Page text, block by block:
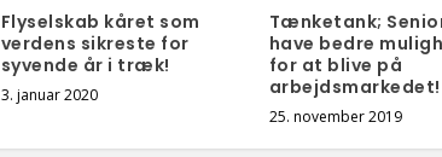
Flyselskab kåret som
verdens sikreste for
syvende år i træk!
3. januar 2020
Tænketank;
have bedre
for at blive på
arbejdsmarkedet!
25. november 2019